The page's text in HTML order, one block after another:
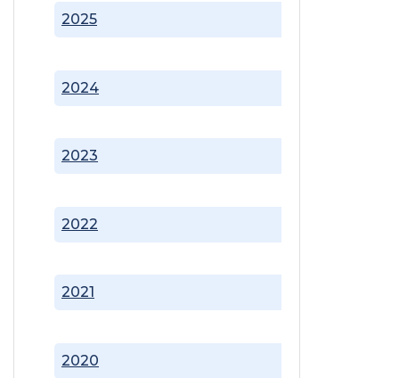
2020
2021
2022
2023
2024
2025